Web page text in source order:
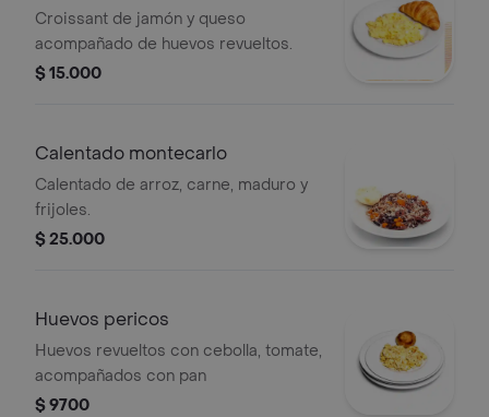
huevos revuelt
Croissant de jamón y queso
acompañado de huevos revueltos.
$ 15.000
Calentado montecarlo
Calentado de arroz, carne, maduro y
frijoles.
$ 25.000
Huevos pericos
Huevos revueltos con cebolla, tomate,
acompañados con pan
$ 9700